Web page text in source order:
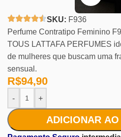
SKU: F936
Perfume Contratipo Feminino
TOUS LATTAFA PERFUMES
de mulheres que buscam uma
sensual.
R$94,90
- +
ADICIONAR